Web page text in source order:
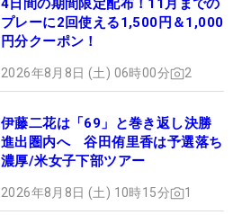
4日間の期間限定配布！11月までの
プレーに2回使える1,500円＆1,000
円分クーポン！
2026年8月8日 (土) 06時00分 2
伊藤二花は「69」と巻き返し決勝
進出圏内へ 谷田侑里香は予選落ち
濃厚/米女子下部ツアー
2026年8月8日 (土) 10時15分 1